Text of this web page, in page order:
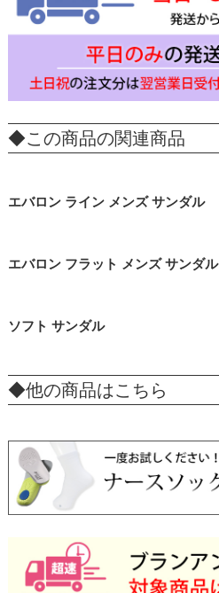
◆この商品の関連商品
エバロン ライン メンズ サンダル
エバロン フラット メンズ サンダル
ソフト サンダル
◆他の商品はこちら